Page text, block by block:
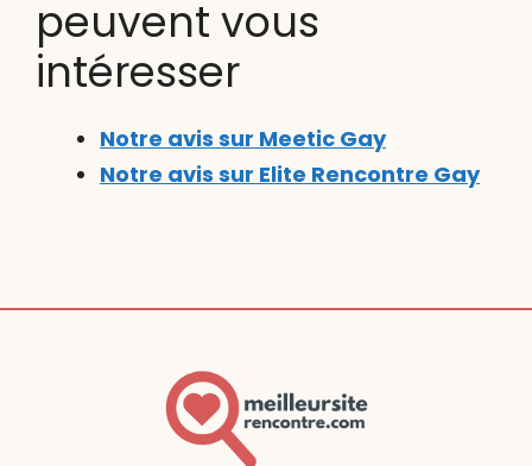
peuvent vous
intéresser
Notre avis sur Meetic Gay
Notre avis sur Elite Rencontre Gay